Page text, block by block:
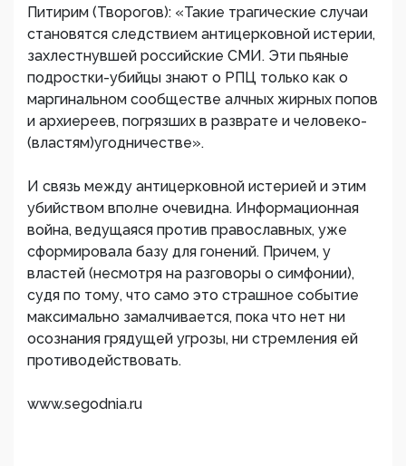
Питирим (Творогов): «Такие трагические случаи
становятся следствием антицерковной истерии,
захлестнувшей российские СМИ. Эти пьяные
подростки-убийцы знают о РПЦ только как о
маргинальном сообществе алчных жирных попов
и архиереев, погрязших в разврате и человеко-
(властям)угодничестве».
И связь между антицерковной истерией и этим
убийством вполне очевидна. Информационная
война, ведущаяся против православных, уже
сформировала базу для гонений. Причем, у
властей (несмотря на разговоры о симфонии),
судя по тому, что само это страшное событие
максимально замалчивается, пока что нет ни
осознания грядущей угрозы, ни стремления ей
противодействовать.
www.segodnia.ru